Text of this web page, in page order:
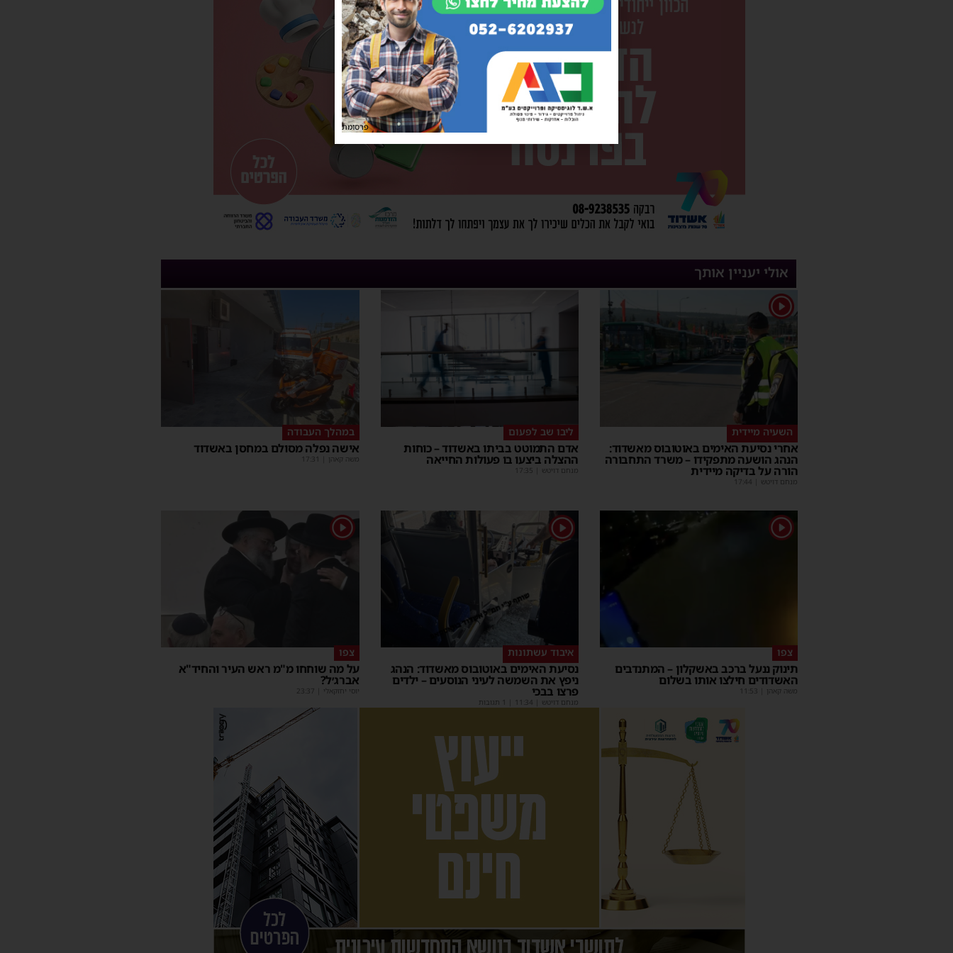
אולי יעניין אותך
1
השעיה מיידית
אחרי נסיעת האימים באוטובוס מאשדוד:
הנהג הושעה מתפקידו – משרד התחבורה
הורה על בדיקה מיידית
מנחם דויטש 17:44
ליבו שב לפעום
אדם התמוטט בביתו באשדוד – כוחות
ההצלה ביצעו בו פעולות החייאה
מנחם דויטש 17:35
במהלך העבודה
אישה נפלה מסולם במחסן באשדוד
משה קאהן 17:31
1
צפו
תינוק ננעל ברכב באשקלון – המתנדבים
האשדודים חילצו אותו בשלום
משה קאהן 11:53
1
איבוד עשתונות
נסיעת האימים באוטובוס מאשדוד: הנהג
ניפץ את השמשה לעיני הנוסעים – ילדים
פרצו בבכי
מנחם דויטש 11:34
1
צפו
על מה שוחחו מ"מ ראש העיר והחיד"א
אברג׳ל?
יוסי יחזקאלי 23:37
פרסומת